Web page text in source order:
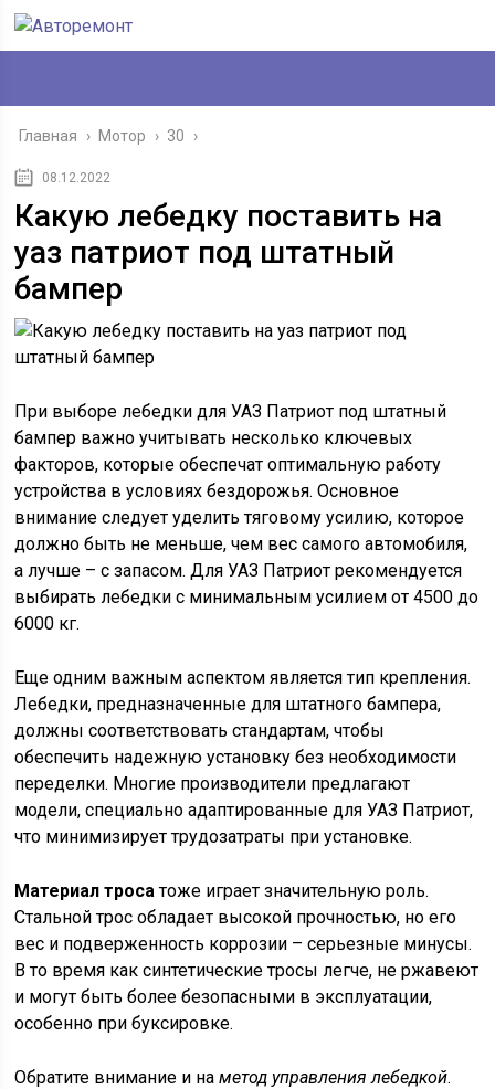
Главная › Мотор › 30 ›
08.12.2022
Какую лебедку поставить на
уаз патриот под штатный
бампер
При выборе лебедки для УАЗ Патриот под штатный
бампер важно учитывать несколько ключевых
факторов, которые обеспечат оптимальную работу
устройства в условиях бездорожья. Основное
внимание следует уделить тяговому усилию, которое
должно быть не меньше, чем вес самого автомобиля,
а лучше – с запасом. Для УАЗ Патриот рекомендуется
выбирать лебедки с минимальным усилием от 4500 до
6000 кг.
Еще одним важным аспектом является тип крепления.
Лебедки, предназначенные для штатного бампера,
должны соответствовать стандартам, чтобы
обеспечить надежную установку без необходимости
переделки. Многие производители предлагают
модели, специально адаптированные для УАЗ Патриот,
что минимизирует трудозатраты при установке.
Материал тросатоже играет значительную роль.
Стальной трос обладает высокой прочностью, но его
вес и подверженность коррозии – серьезные минусы.
В то время как синтетические тросы легче, не ржавеют
и могут быть более безопасными в эксплуатации,
особенно при буксировке.
Обратите внимание и наметод управления лебедкой.